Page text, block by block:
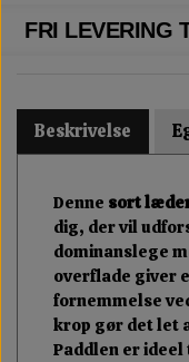
FRI LEVERING
Beskrivelse
Denne sort
dig, der vil
dominanslege
overflade giver
fornemmelse
krop gør det let
Paddlen er ideel